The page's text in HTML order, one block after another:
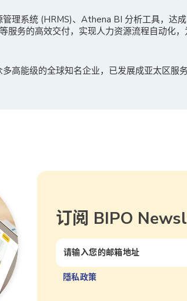
管理系统 (HRMS)、Athena BI 分析工具，达
服务的高效交付，实现人力资源流程自动化
多高能级的全球知名企业，已发展成亚太区服
订阅 BIPO
隱私政策